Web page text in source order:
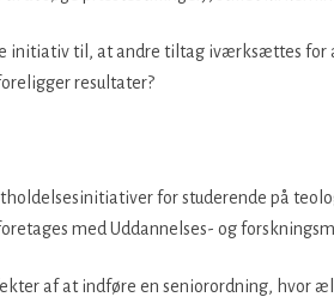
initiativ til, at andre tiltag iværksættes for
resultater?
for studerende på
med Uddannelses- og
af at indføre en seniorordning, hvor